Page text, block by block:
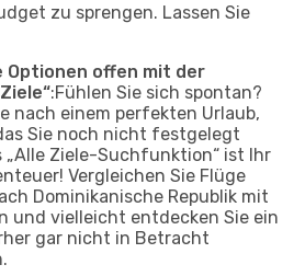
zu sprengen. Lassen Sie
Optionen offen mit der
:Fühlen Sie sich spontan?
nach einem perfekten Urlaub,
Sie noch nicht festgelegt
„Alle Ziele-Suchfunktion“ ist Ihr
Vergleichen Sie Flüge
Dominikanische Republik mit
und vielleicht entdecken Sie ein
gar nicht in Betracht